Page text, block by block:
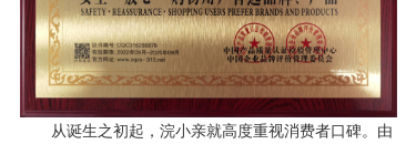
从诞生之初起，浣小亲就高度重视消费者口碑。由